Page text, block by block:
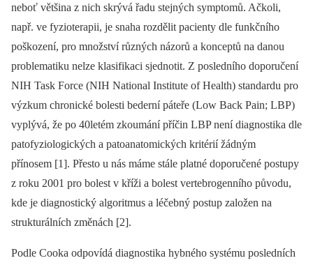
neboť většina z nich skrývá řadu stejných symptomů. Ačkoli,
např. ve fyzioterapii, je snaha rozdělit pacienty dle funkčního
poškození, pro množství různých názorů a konceptů na danou
problematiku nelze klasifikaci sjednotit. Z posledního doporučení
NIH Task Force (NIH National Institute of Health) standardu pro
výzkum chronické bolesti bederní páteře (Low Back Pain; LBP)
vyplývá, že po 40letém zkoumání příčin LBP není diagnostika dle
patofyziologických a patoanatomických kritérií žádným
přínosem [1]. Přesto u nás máme stále platné doporučené postupy
z roku 2001 pro bolest v kříži a bolest vertebrogenního původu,
kde je diagnostický algoritmus a léčebný postup založen na
strukturálních změnách [2].
Podle Cooka odpovídá diagnostika hybného systému posledních